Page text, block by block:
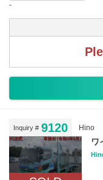
-
Inquiry # 9120 Hino
ワ